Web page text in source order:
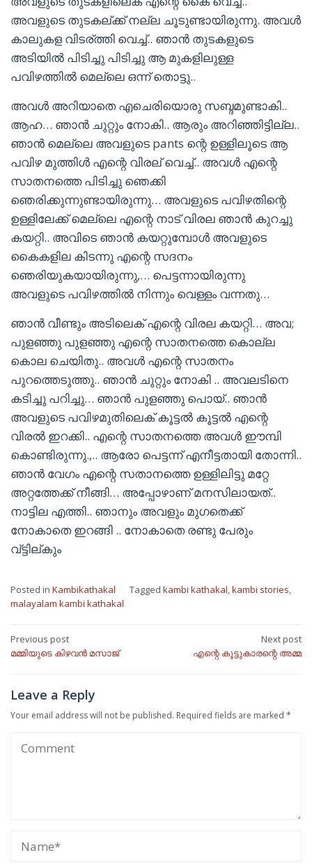
അവളുടെ തുടകല്ക്ക് നല്ല ചൂടുണ്ടായിരുന്നു. അവൾ
കാലുകള വിടര്ത്തി വെച്ച്.. ഞാൻ തുടകളുടെ
അടിയിൽ പിടിച്ചു പിടിച്ചു ആ മുകളിലുള്ള
പവിഴത്തിൽ മെല്ലെ ഒന്ന് തൊട്ടു..
അവൾ അറിയാതെ എചെരിയൊരു സബ്ദമുണ്ടാകി..
ആഹ… ഞാൻ ചുറ്റും നോകി.. ആരും അറിഞ്ഞിട്ടില്ല..
ഞാൻ മെല്ലെ അവളുടെ pants ന്റെ ഉള്ളിലൂടെ ആ
പവിഴ മുത്തിൾ എന്റെ വിരല് വെച്ച്.. അവൾ എന്റെ
സാതനത്തെ പിടിച്ചു ഞെക്കി
ഞെരിക്കുന്നുണ്ടായിരുന്നു… അവളുടെ പവിഴതിന്റെ
ഉള്ളിലേക്ക് മെല്ലെ എന്റെ നാട് വിരല ഞാൻ കുറച്ചു
കയറ്റി.. അവിടെ ഞാൻ കയറ്റുമ്പോൾ അവളുടെ
കൈകളില കിടന്നു എന്റെ സദനം
ഞെരിയുകയായിരുന്നു,… പെട്ടന്നായിരുന്നു
അവളുടെ പവിഴത്തിൽ നിന്നും വെള്ളം വന്നതു…
ഞാൻ വീണ്ടും അടിലെക് എന്റെ വിരല കയറ്റി… അവ;
പുളഞ്ഞു പുളഞ്ഞു എന്റെ സാതനത്തെ കൊല്ല
കൊല ചെയിതു.. അവൾ എന്റെ സാതനം
പുറത്തെടുത്തു.. ഞാൻ ചുറ്റും നോകി .. അവലടിനെ
കടിച്ചു പറിച്ചു… ഞാൻ പുളഞ്ഞു പൊയ്.. ഞാൻ
അവളുടെ പവിഴമുതിലെക് കൂട്ടൽ കൂട്ടൽ എന്റെ
വിരൽ ഇറക്കി.. എന്റെ സാതനത്തെ അവൾ ഈമ്പി
കൊണ്ടിരുന്നു.,.. ആരോ പെട്ടന്ന് എനീട്ടതായി തോന്നി..
ഞാൻ വേഗം എന്റെ സതാനത്തെ ഉള്ളിലിട്ടു മറ്റേ
അറ്റത്തേക്ക് നീങ്ങി… അപ്പോഴാണ് മനസിലായത്..
നാട്ടില എത്തി.. ഞാനും അവളും മുഗതെക്ക്
നോകാതെ ഇറങ്ങി .. നോകാതെ രണ്ടു പേരും
വ്ട്ടില്കും
Posted in Kambikathakal Tagged kambi kathakal,kambi stories,
malayalam kambi kathakal
Post
navigation
Previous post
മമ്മിയുടെ കിഴവൻ മസാജ്
Next post
എന്റെ കൂട്ടുകാരന്റെ അമ്മ
Leave a Reply
Your email address will not be published. Required fields are marked *